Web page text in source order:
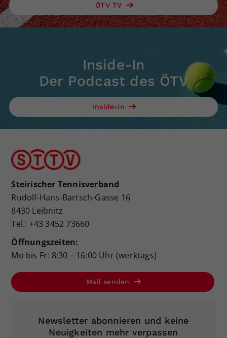
ÖTV TV
Inside-In
Der Podcast des ÖTV
Inside-In
Steirischer Tennisverband
Rudolf-Hans-Bartsch-Gasse 16
8430 Leibnitz
Tel.: +43 3452 73660
Öffnungszeiten:
Mo bis Fr: 8:30 – 16:00 Uhr (werktags)
Mail senden
Newsletter abonnieren und keine
Neuigkeiten mehr verpassen